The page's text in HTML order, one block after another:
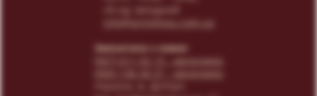
info@print4you.com.ua
Звязатися з нами:
- менеджер